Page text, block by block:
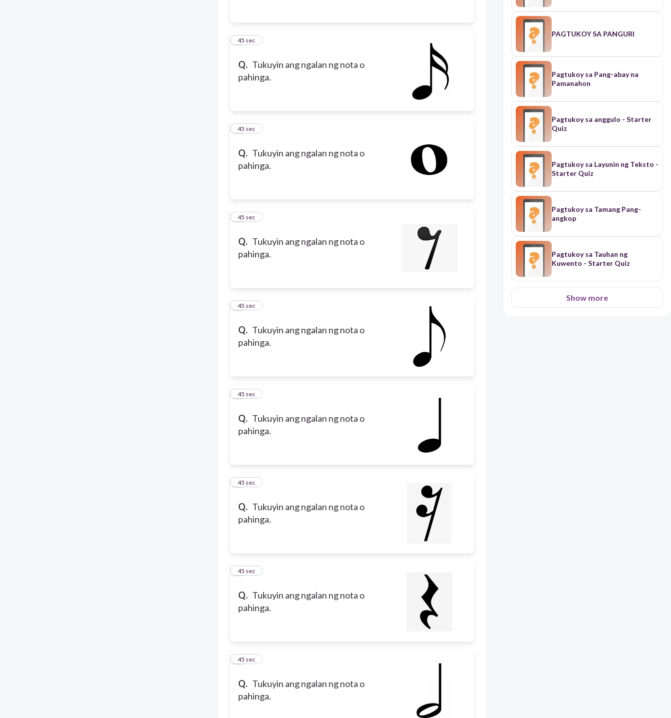
Q. Tukuyin ang ngalan ng nota o
pahinga.
2
45 sec
Q. Tukuyin ang ngalan ng nota o
pahinga.
3
45 sec
Q. Tukuyin ang ngalan ng nota o
pahinga.
4
45 sec
Q. Tukuyin ang ngalan ng nota o
pahinga.
5
45 sec
Q. Tukuyin ang ngalan ng nota o
pahinga.
6
45 sec
Q. Tukuyin ang ngalan ng nota o
pahinga.
7
45 sec
Q. Tukuyin ang ngalan ng nota o
pahinga.
8
45 sec
Q. Tukuyin ang ngalan ng nota o
pahinga.
9
45 sec
PAGTUKOY SA PANGURI
Pagtukoy sa Pang-abay na
Pamanahon
Pagtukoy sa anggulo - Starter
Quiz
Pagtukoy sa Layunin ng Teksto -
Starter Quiz
Pagtukoy sa Tamang Pang-
angkop
Pagtukoy sa Tauhan ng
Kuwento - Starter Quiz
Show more